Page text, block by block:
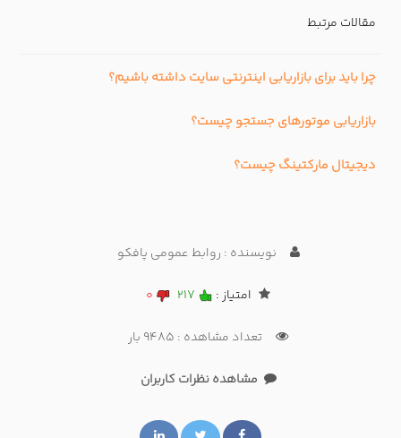
مقالات مرتبط
چرا باید برای بازاریابی اینترنتی سایت داشته باشیم؟
بازاریابی موتورهای جستجو چیست؟
دیجیتال مارکتینگ چیست؟
نویسنده : روابط عمومی پافکو
امتیاز : 217
0
تعداد مشاهده : 9485 بار
مشاهده نظرات کاربران